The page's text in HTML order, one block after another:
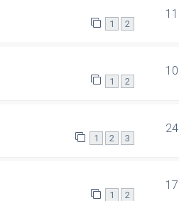
1 2
11
1 2
10
1 2 3
24
1 2
17